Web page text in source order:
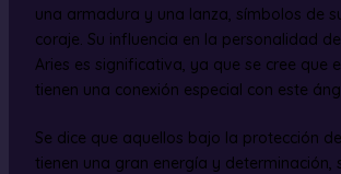
una armadura y una lanza, símbolos de
coraje. Su influencia en la personalidad
Aries es significativa, ya que se cree que
tienen una conexión especial con este
Se dice que aquellos bajo la protección
tienen una gran energía y determinación,